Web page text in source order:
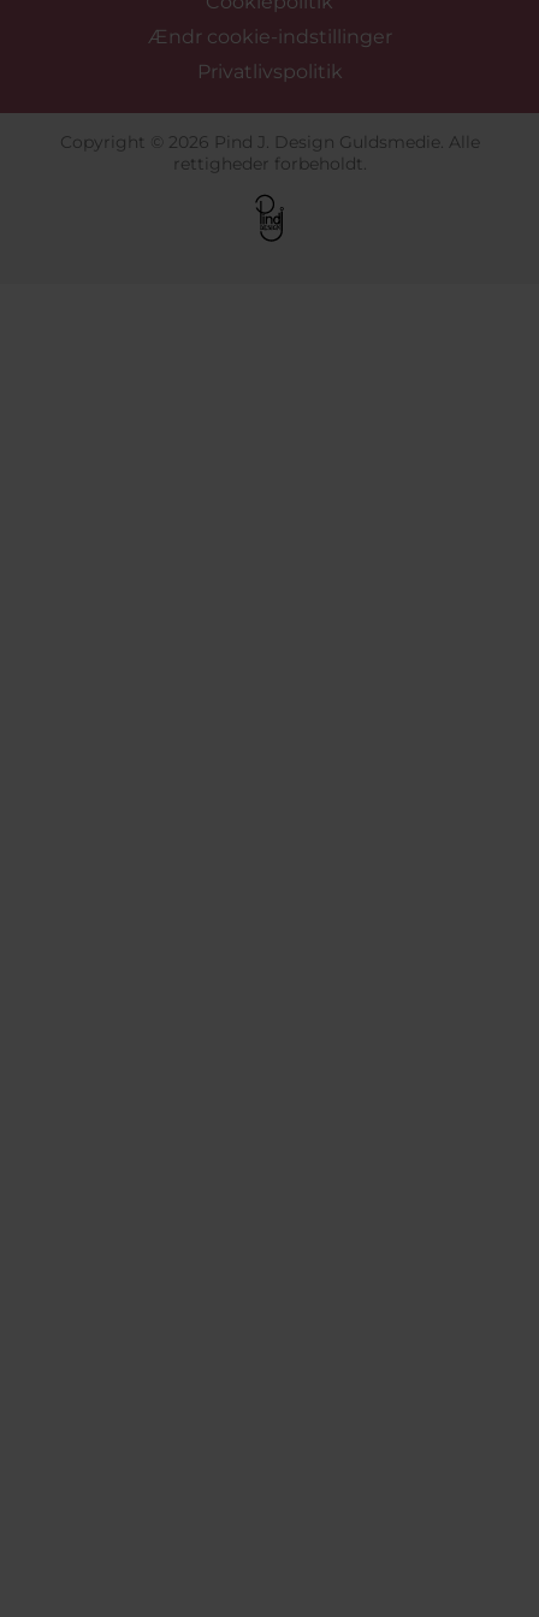
Ændr cookie-indstillinger
Privatlivspolitik
Copyright © 2026 Pind J. Design Guldsmedie. Alle
rettigheder forbeholdt.